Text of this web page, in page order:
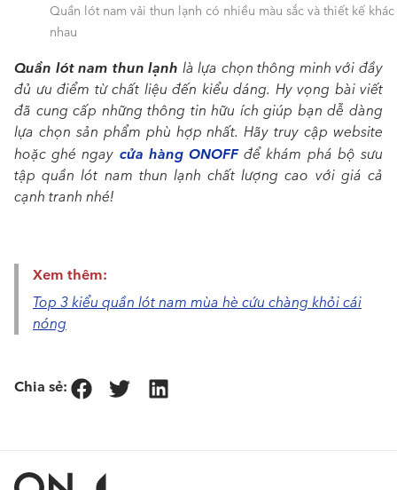
Quần lót nam vải thun lạnh có nhiều màu sắc và thiết kế khác
nhau
Quần lót nam thun lạnh là lựa chọn thông minh với đầy
đủ ưu điểm từ chất liệu đến kiểu dáng. Hy vọng bài viết
đã cung cấp những thông tin hữu ích giúp bạn dễ dàng
lựa chọn sản phẩm phù hợp nhất. Hãy truy cập website
hoặc ghé ngay cửa hàng ONOFFđể khám phá bộ sưu
tập quần lót nam thun lạnh chất lượng cao với giá cả
cạnh tranh nhé!
Xem thêm:
Top 3 kiểu quần lót nam mùa hè cứu chàng khỏi cái
nóng
Chia sẻ: